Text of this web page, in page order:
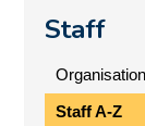
Staff
Staff A-Z